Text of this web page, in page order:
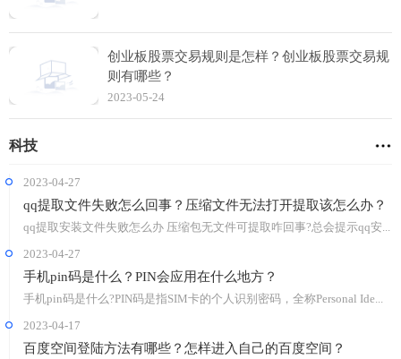
创业板股票交易规则是怎样？创业板股票交易规
则有哪些？
2023-05-24
科技
2023-04-27
qq提取文件失败怎么回事？压缩文件无法打开提取该怎么办？
qq提取安装文件失败怎么办 压缩包无文件可提取咋回事?总会提示qq安...
2023-04-27
手机pin码是什么？PIN会应用在什么地方？
手机pin码是什么?PIN码是指SIM卡的个人识别密码，全称Personal Ide...
2023-04-17
百度空间登陆方法有哪些？怎样进入自己的百度空间？